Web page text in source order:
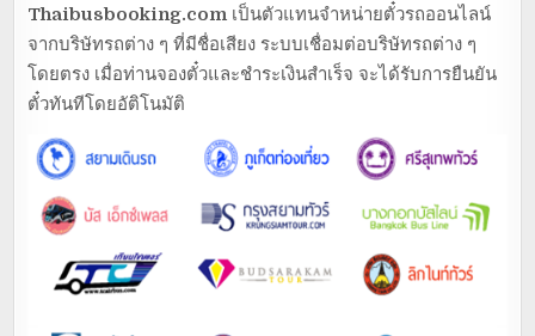
Thaibusbooking.com เป็นตัวแทนจำหน่ายตั๋วรถออนไลน์
จากบริษัทรถต่าง ๆ ที่มีชื่อเสียง ระบบเชื่อมต่อบริษัทรถต่าง ๆ
โดยตรง เมื่อท่านจองตั๋วและชำระเงินสำเร็จ จะได้รับการยืนยัน
ตั๋วทันทีโดยอัติโนมัติ